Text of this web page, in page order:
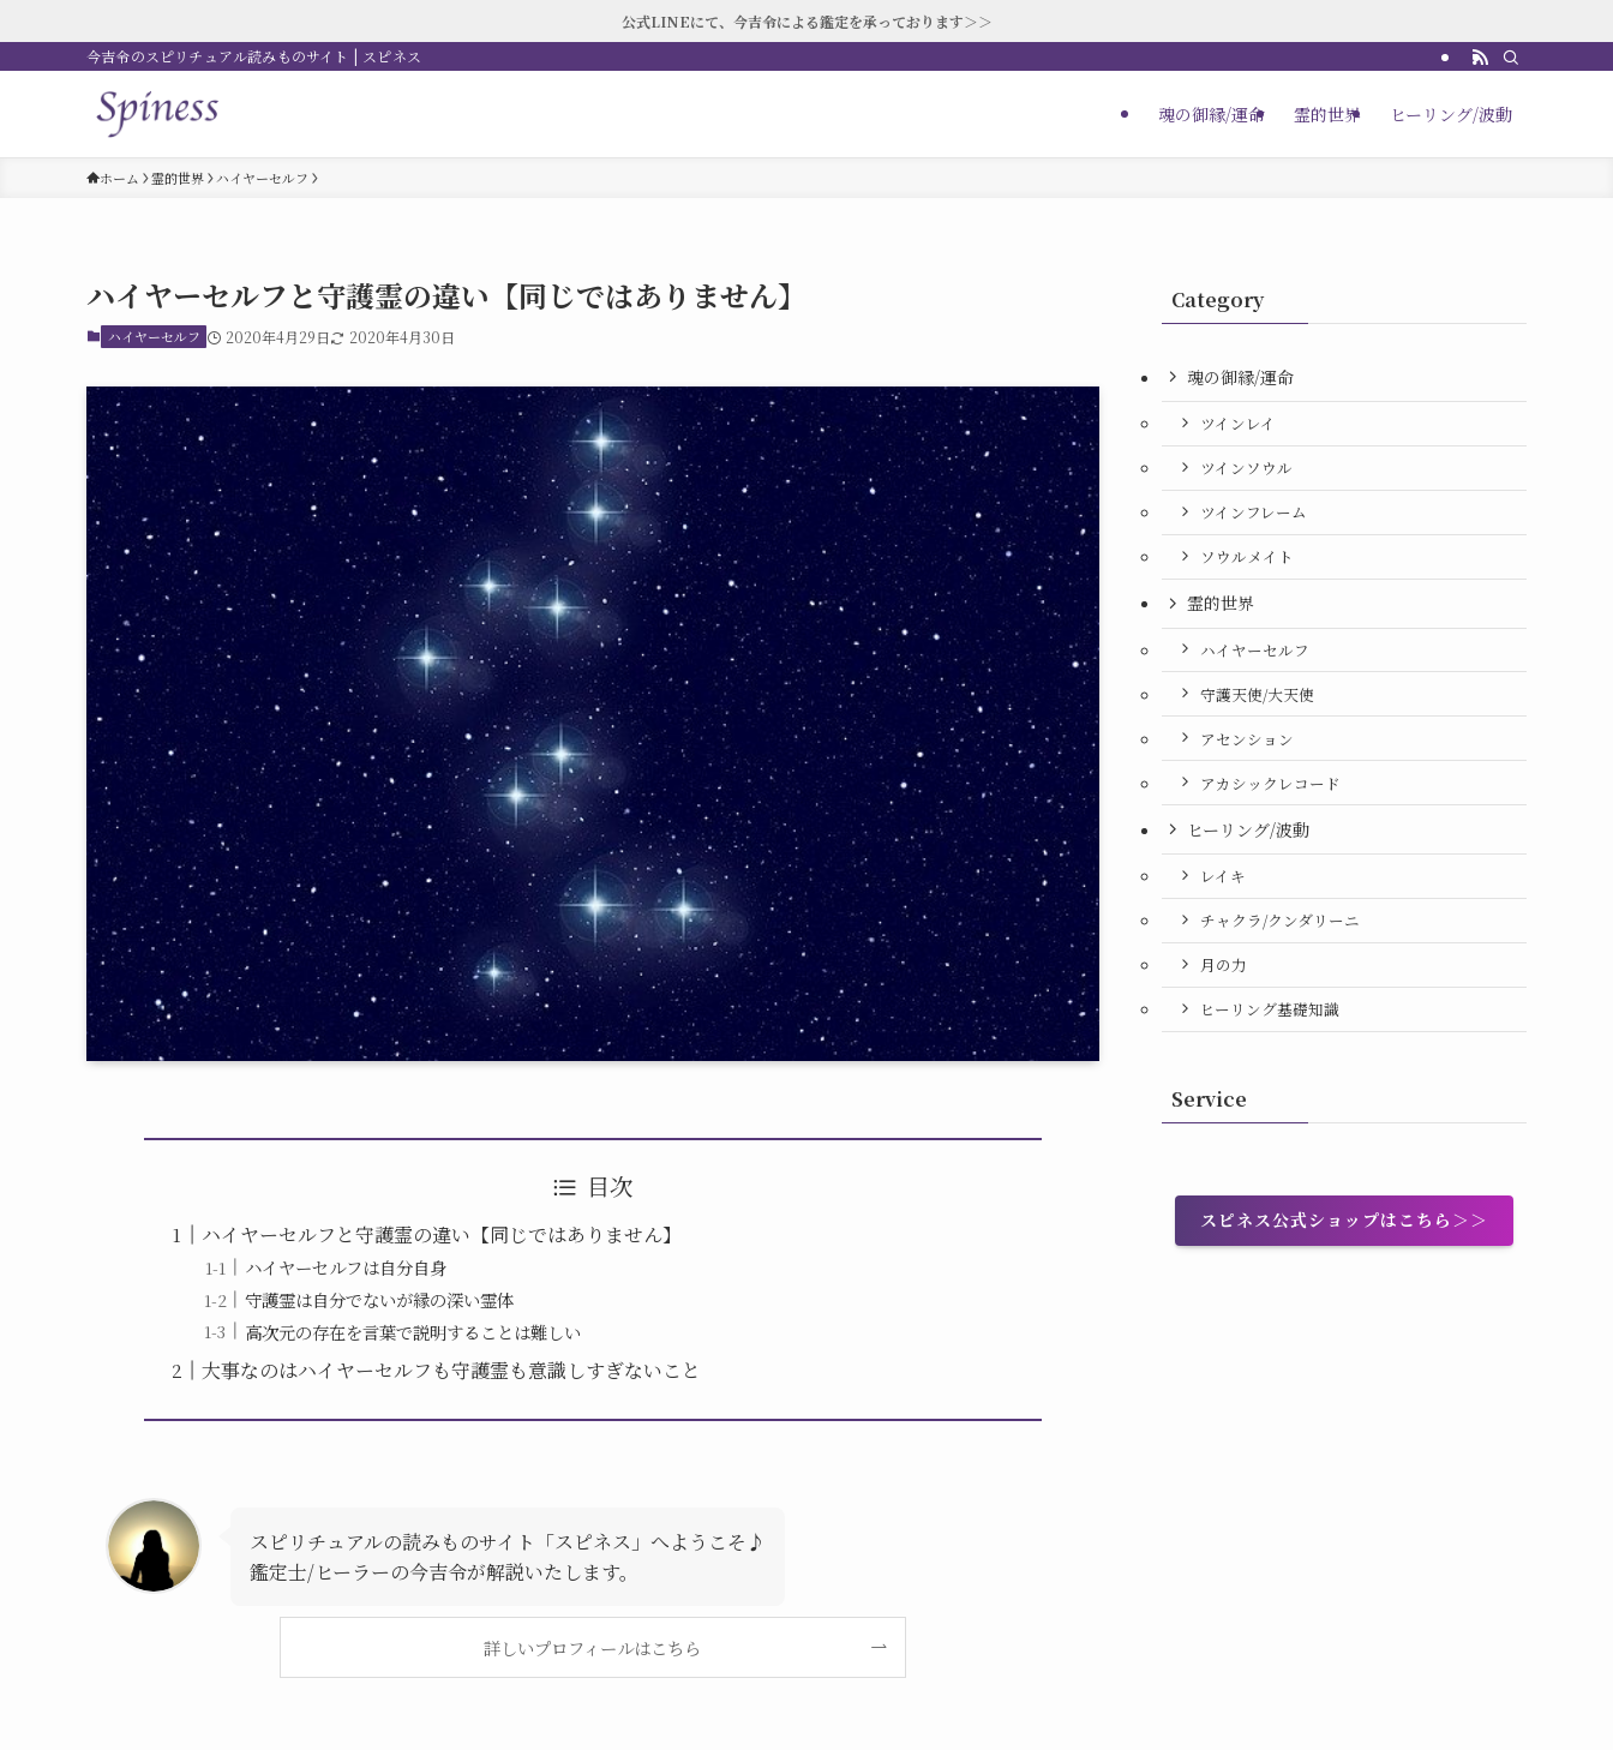
公式LINEにて、今吉令による鑑定を承っております＞＞
今吉令のスピリチュアル読みものサイト | スピネス
魂の御縁/運命 霊的世界 ヒーリング/波動
ホーム 霊的世界 ハイヤーセルフ
ハイヤーセルフと守護霊の違い【同じではありません】
ハイヤーセルフ 2020年4月29日 2020年4月30日
目次
ハイヤーセルフと守護霊の違い【同じではありません】
ハイヤーセルフは自分自身
守護霊は自分でないが縁の深い霊体
高次元の存在を言葉で説明することは難しい
大事なのはハイヤーセルフも守護霊も意識しすぎないこと
スピリチュアルの読みものサイト「スピネス」へようこそ♪
鑑定士/ヒーラーの今吉令が解説いたします。
詳しいプロフィールはこちら
Category
魂の御縁/運命
ツインレイ
ツインソウル
ツインフレーム
ソウルメイト
霊的世界
ハイヤーセルフ
守護天使/大天使
アセンション
アカシックレコード
ヒーリング/波動
レイキ
チャクラ/クンダリーニ
月の力
ヒーリング基礎知識
Service
スピネス公式ショップはこちら＞＞